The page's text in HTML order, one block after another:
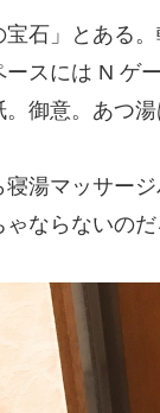
宝石」とある
ースには N ゲ
御意。あつ
湯マッサー
ならないの